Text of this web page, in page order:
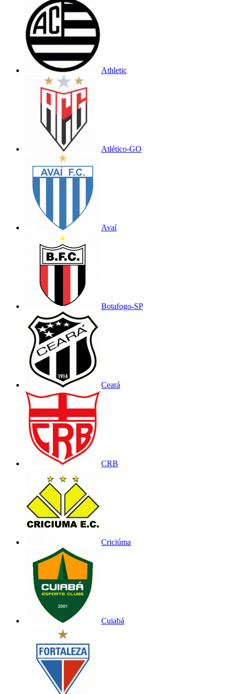
Athletic
Atlético-GO
Avaí
Botafogo-SP
Ceará
CRB
Criciúma
Cuiabá